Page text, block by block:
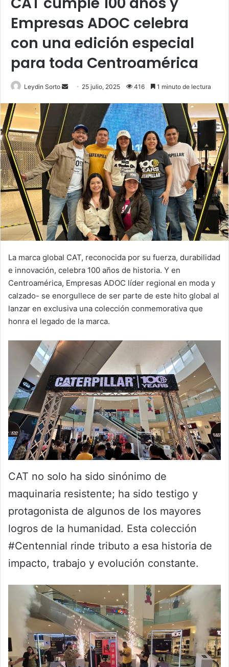
Empresas ADOC celebra
con una edición especial
para toda Centroamérica
Leydin Sorto
Send 25 julio, 2025 416 1 minuto de lectura
La marca global CAT, reconocida por su fuerza, durabilidad
e innovación, celebra 100 años de historia. Y en
Centroamérica, Empresas ADOC líder regional en moda y
calzado- se enorgullece de ser parte de este hito global al
lanzar en exclusiva una colección conmemorativa que
honra el legado de la marca.
CAT no solo ha sido sinónimo de
maquinaria resistente; ha sido testigo y
protagonista de algunos de los mayores
logros de la humanidad. Esta colección
#Centennial rinde tributo a esa historia de
impacto, trabajo y evolución constante.